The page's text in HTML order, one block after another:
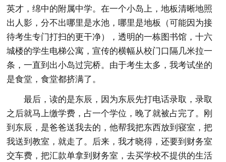
英才，绵中的附属中学。在一个小岛上，地板清晰地照
出人影，分不出哪里是水池，哪里是地板（可能因为接
待考生专门打扫的更干净），透明的一栋图书馆，十六
城楼的学生电梯公寓，宣传的横幅从校门口隔几米拉一
条，一直到出小岛过完桥。由于考生太多，我考试坐的
是食堂，食堂都挤满了。
最后，读的是东辰，因为东辰先打电话录取，录取
之后就马上缴学费，占一个学位，晚了就被占完了。刚
到东辰，是爸爸送我去的，他帮我把东西放到寝室，把
我送到教室，就走了。后来，我才晓得，还要到财务室
交车费，把汇款单拿到财务室，去买学校不提供的生活